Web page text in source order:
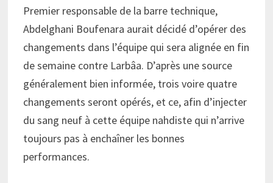
Premier responsable de la barre technique,
Abdelghani Boufenara aurait décidé d’opérer des
changements dans l’équipe qui sera alignée en fin
de semaine contre Larbâa. D’après une source
généralement bien informée, trois voire quatre
changements seront opérés, et ce, afin d’injecter
du sang neuf à cette équipe nahdiste qui n’arrive
toujours pas à enchaîner les bonnes
performances.